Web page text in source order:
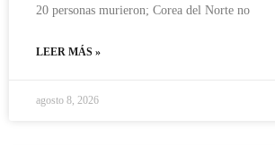
20 personas murieron; Corea del Norte no
LEER MÁS »
agosto 8, 2026